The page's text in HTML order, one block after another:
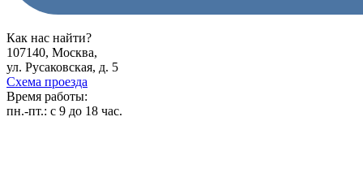
Как нас найти?
107140, Москва,
ул. Русаковская, д. 5
Схема проезда
Время работы:
пн.-пт.: с 9 до 18 час.